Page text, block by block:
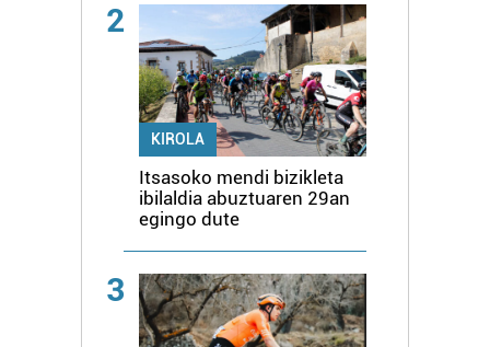
2
KIROLA
Itsasoko mendi bizikleta
ibilaldia abuztuaren 29an
egingo dute
3